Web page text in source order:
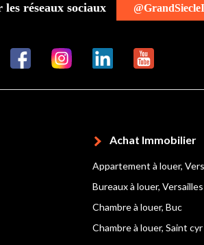
les réseaux sociaux
Achat Immobilier
Appartement à louer,
Bureaux à louer, Versailles
Chambre à louer, Buc
Chambre à louer, Saint